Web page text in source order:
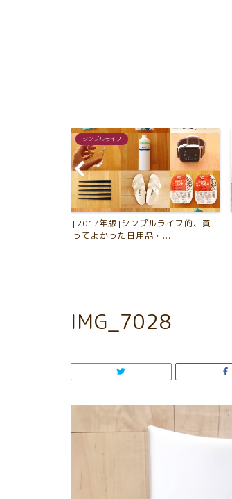
シンプルライフ
[2017年版]シンプルライフ的、買
ってよかった日用品・...
IMG_7028